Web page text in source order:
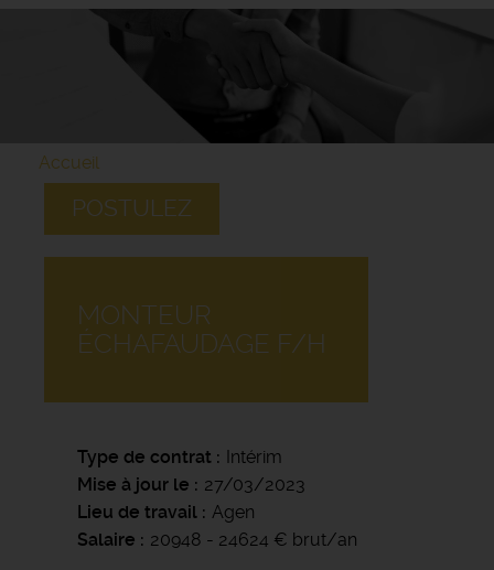
Accueil
POSTULEZ
MONTEUR
ÉCHAFAUDAGE F/H
Type de contrat
Intérim
Mise à jour le
27/03/2023
Lieu de travail
Agen
Salaire
20948 - 24624 € brut/an